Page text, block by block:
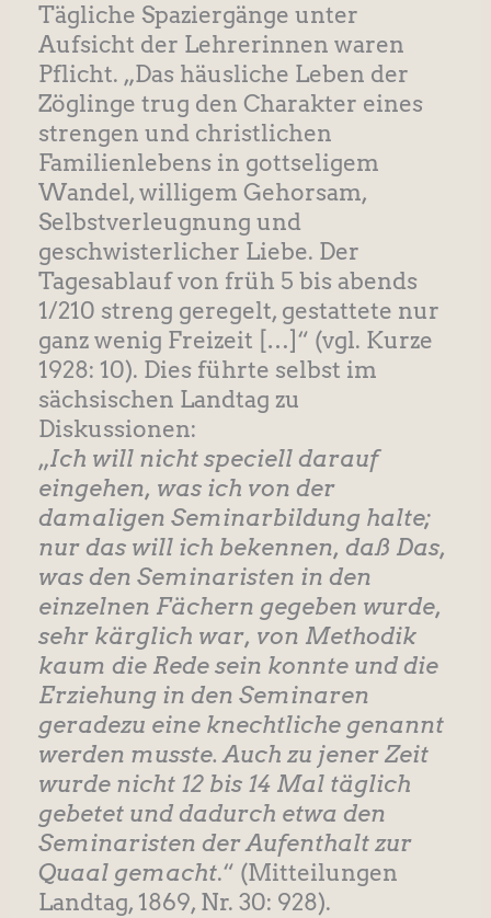
Tägliche Spaziergänge unter
Aufsicht der Lehrerinnen waren
Pflicht. „Das häusliche Leben der
Zöglinge trug den Charakter eines
strengen und christlichen
Familienlebens in gottseligem
Wandel, willigem Gehorsam,
Selbstverleugnung und
geschwisterlicher Liebe. Der
Tagesablauf von früh 5 bis abends
1/210 streng geregelt, gestattete nur
ganz wenig Freizeit […]“ (vgl. Kurze
1928: 10). Dies führte selbst im
sächsischen Landtag zu
Diskussionen:
„Ich will nicht speciell darauf
eingehen, was ich von der
damaligen Seminarbildung halte;
nur das will ich bekennen, daß Das,
was den Seminaristen in den
einzelnen Fächern gegeben wurde,
sehr kärglich war, von Methodik
kaum die Rede sein konnte und die
Erziehung in den Seminaren
geradezu eine knechtliche genannt
werden musste. Auch zu jener Zeit
wurde nicht 12 bis 14 Mal täglich
gebetet und dadurch etwa den
Seminaristen der Aufenthalt zur
Quaal gemacht.“ (Mitteilungen
Landtag, 1869, Nr. 30: 928).